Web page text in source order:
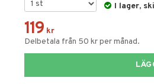
I lager,
119 kr
Delbetala från 50 kr per månad.